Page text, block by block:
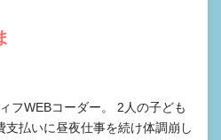
フWEBコーダー。 2人の子ども
払いに昼夜仕事を続け体調崩し